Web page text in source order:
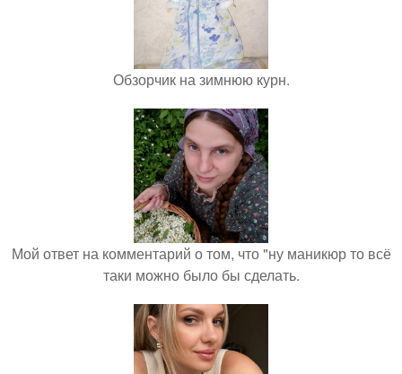
Обзорчик на зимнюю курн.
Мой ответ на комментарий о том, что "ну маникюр то всё
таки можно было бы сделать.